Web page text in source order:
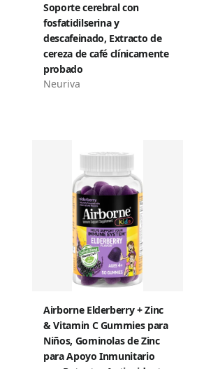
Soporte cerebral con
fosfatidilserina y
descafeinado, Extracto de
cereza de café clínicamente
probado
Neuriva
Airborne Elderberry + Zinc
& Vitamin C Gummies para
Niños, Gominolas de Zinc
para Apoyo Inmunitario